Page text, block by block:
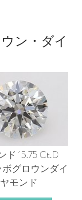
ン・ダイ
ド 15.75 Ct.D
ボグロウンダイ
ヤモンド